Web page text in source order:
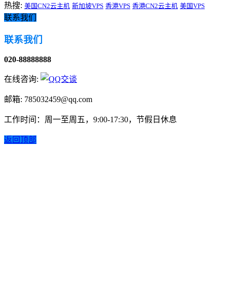
热搜: 美国CN2云主机 新加坡VPS 香港VPS 香港CN2云主机 美国VPS
联系我们
联系我们
020-88888888
在线咨询:
邮箱: 785032459@qq.com
工作时间：周一至周五，9:00-17:30，节假日休息
返回顶部